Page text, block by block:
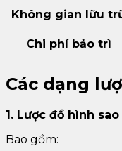
Không gian lữu
Chi phí bảo trì
Các dạng
1. Lược đồ hình
Bao gồm: